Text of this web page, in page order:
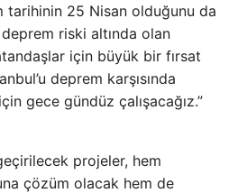
tarihinin 25 Nisan olduğunu da
riski altında olan
için büyük bir fırsat
deprem karşısında
gece gündüz çalışacağız.”
projeler, hem
çözüm olacak hem de